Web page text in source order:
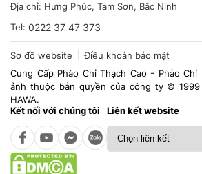
Địa chỉ: Hưng Phúc, Tam Sơn, Bắc Ninh
Tel: 0222 37 47 373
Sơ đồ website
Điều khoản bảo mật
Cung Cấp Phào Chỉ Thạch Cao - Phào
ảnh thuộc bản quyền của công ty © 1999
HAWA.
Kết nối với chúng tôi
Liên kết website